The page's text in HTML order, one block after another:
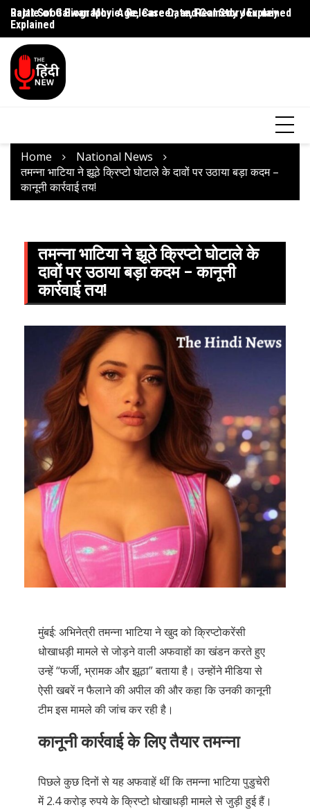
Rajat Sood Biography: Age, Career, and Comedy Journey
Explained
Battle of Galwan Movie: Release Date, Real Story Explained
Home
National News
तमन्ना भाटिया ने झूठे क्रिप्टो घोटाले के दावों पर उठाया बड़ा कदम –
कानूनी कार्रवाई तय!
तमन्ना भाटिया ने झूठे क्रिप्टो घोटाले के
दावों पर उठाया बड़ा कदम – कानूनी
कार्रवाई तय!
मुंबई: अभिनेत्री तमन्ना भाटिया ने खुद को क्रिप्टोकरेंसी
धोखाधड़ी मामले से जोड़ने वाली अफवाहों का खंडन करते हुए
उन्हें “फर्जी, भ्रामक और झूठा” बताया है। उन्होंने मीडिया से
ऐसी खबरें न फैलाने की अपील की और कहा कि उनकी कानूनी
टीम इस मामले की जांच कर रही है।
कानूनी कार्रवाई के लिए तैयार तमन्ना
पिछले कुछ दिनों से यह अफवाहें थीं कि तमन्ना भाटिया पुडुचेरी
में 2.4 करोड़ रुपये के क्रिप्टो धोखाधड़ी मामले से जुड़ी हुई हैं।